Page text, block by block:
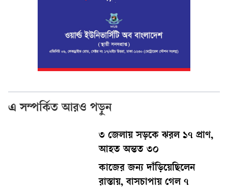
এ সম্পর্কিত আরও পড়ুন
৩ জেলায় সড়কে ঝরল ১৭ প্রাণ,
আহত অন্তত ৩০
কাজের জন্য দাঁড়িয়েছিলেন
রাস্তায়, বাসচাপায় গেল ৭